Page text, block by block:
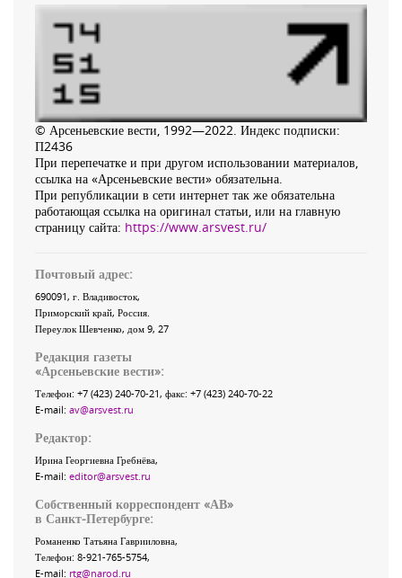
© Арсеньевские вести, 1992—2022. Индекс подписки:
П2436
При перепечатке и при другом использовании материалов,
ссылка на «Арсеньевские вести» обязательна.
При републикации в сети интернет так же обязательна
работающая ссылка на оригинал статьи, или на главную
страницу сайта: https://www.arsvest.ru/
Почтовый адрес:
690091, г. Владивосток,
Приморский край, Россия
Переулок Шевченко, дом 9, 27
Редакция газеты
«Арсеньевские вести»:
Телефон: +7 (423) 240-70-21, факс: +7 (423) 240-70-22
E-mail: av@arsvest.ru
Редактор:
Ирина Георгиевна Гребнёва,
E-mail: editor@arsvest.ru
Собственный корреспондент «АВ»
в Санкт-Петербурге:
Романенко Татьяна Гаврииловна,
Телефон: 8-921-765-5754,
E-mail: rtg@narod.ru